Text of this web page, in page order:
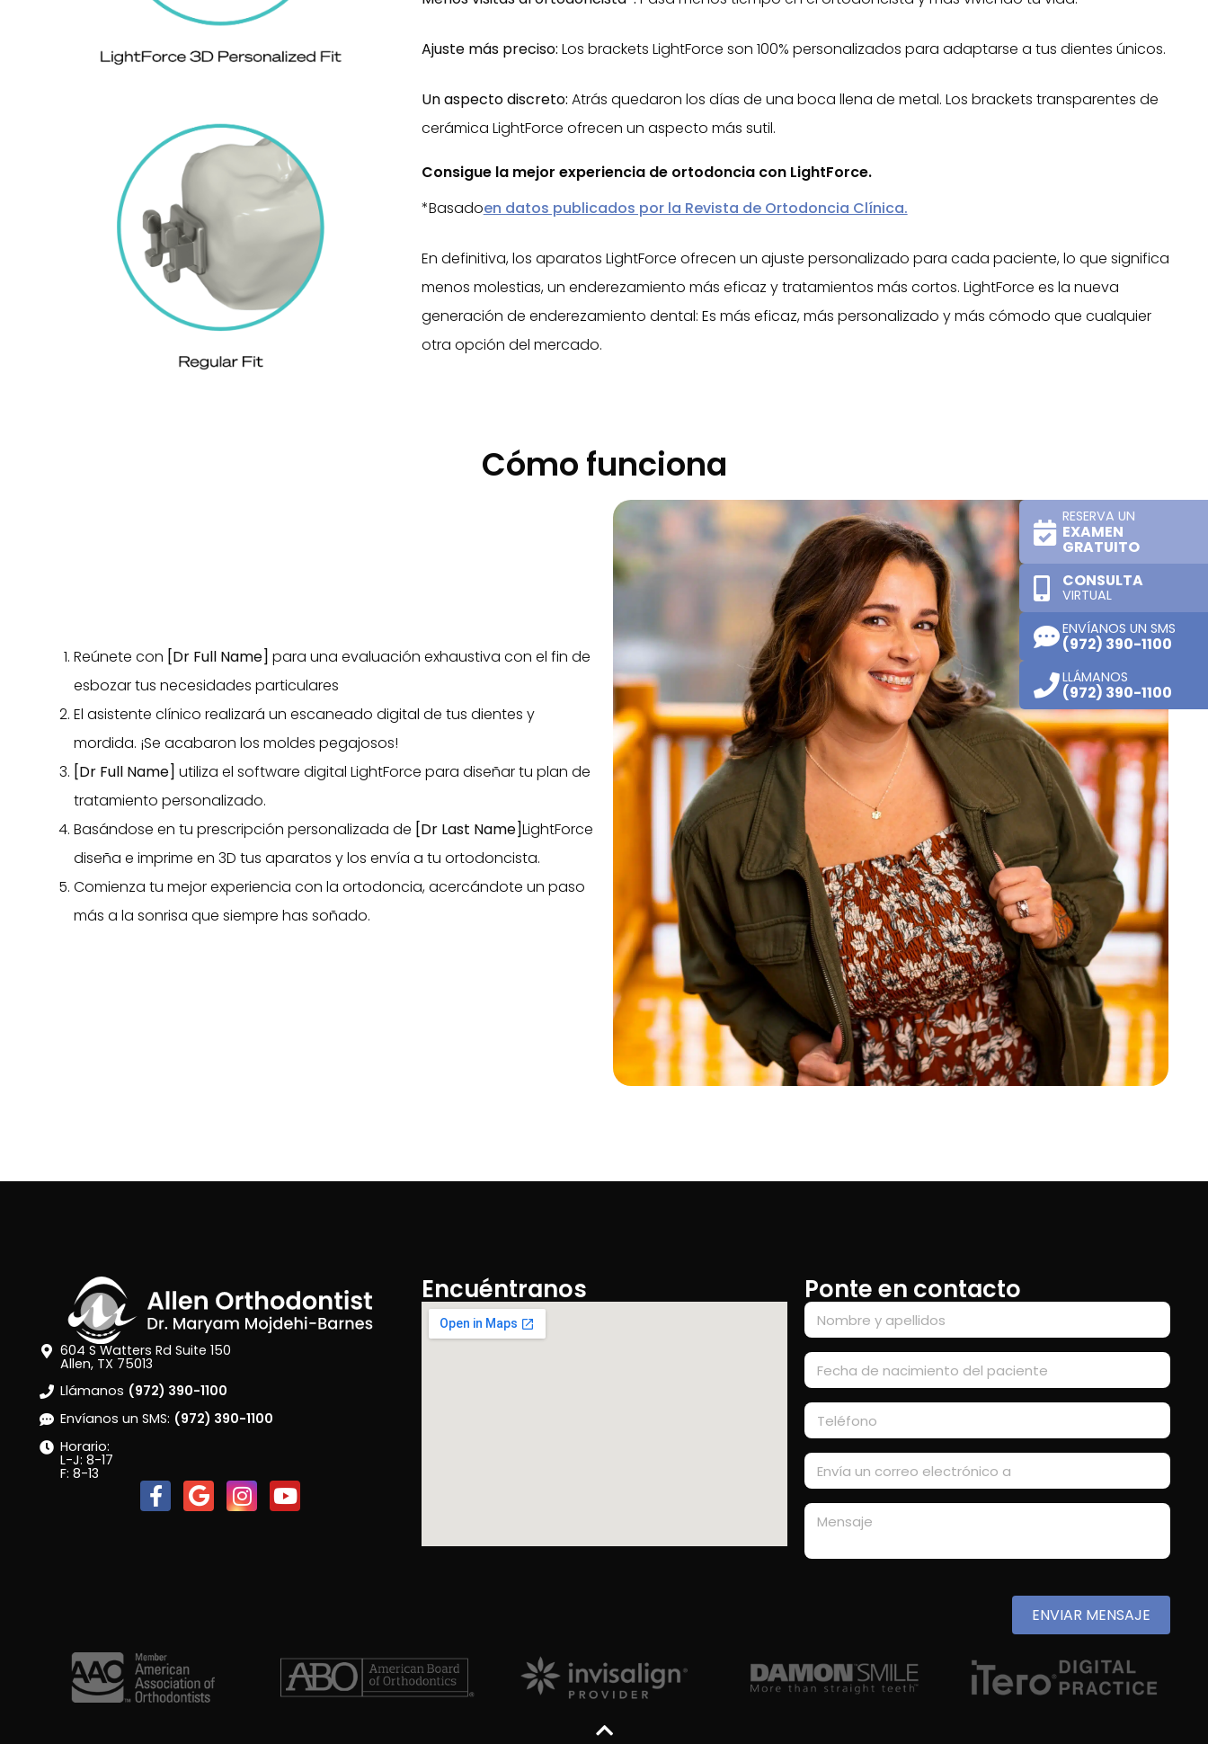
RESERVA UN
EXAMEN
GRATUITO
CONSULTA
VIRTUAL
ENVÍANOS UN SMS
(972) 390-1100
LLÁMANOS
(972) 390-1100
Ajuste más preciso: Los brackets LightForce son 100% personalizados para adaptarse a tus dientes únicos.
Un aspecto discreto: Atrás quedaron los días de una boca llena de metal. Los brackets transparentes de
cerámica LightForce ofrecen un aspecto más sutil.
Consigue la mejor experiencia de ortodoncia con LightForce.
*Basadoen datos publicados por la Revista de Ortodoncia Clínica.
En definitiva, los aparatos LightForce ofrecen un ajuste personalizado para cada paciente, lo que significa
menos molestias, un enderezamiento más eficaz y tratamientos más cortos. LightForce es la nueva
generación de enderezamiento dental: Es más eficaz, más personalizado y más cómodo que cualquier
otra opción del mercado.
Cómo funciona
Reúnete con [Dr Full Name] para una evaluación exhaustiva con el fin de
esbozar tus necesidades particulares
El asistente clínico realizará un escaneado digital de tus dientes y
mordida. ¡Se acabaron los moldes pegajosos!
[Dr Full Name] utiliza el software digital LightForce para diseñar tu plan de
tratamiento personalizado.
Basándose en tu prescripción personalizada de [Dr Last Name]LightForce
diseña e imprime en 3D tus aparatos y los envía a tu ortodoncista.
Comienza tu mejor experiencia con la ortodoncia, acercándote un paso
más a la sonrisa que siempre has soñado.
604 S Watters Rd Suite 150
Allen, TX 75013
Llámanos (972) 390-1100
Envíanos un SMS: (972) 390-1100
Horario:
L-J: 8-17
F: 8-13
Encuéntranos Ponte en contacto
ENVIAR MENSAJE